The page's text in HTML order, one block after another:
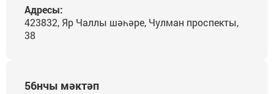
Адресы:
423832, Яр Чаллы шәһәре, Чулман проспекты,
38
56нчы мәктәп